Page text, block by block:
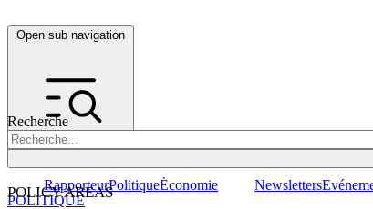
Open sub navigation
Recherche
POLICY AREAS
RapporteurPolitiqueÉconomie Newsletters
POLITIQUE